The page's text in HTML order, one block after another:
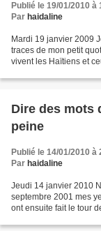
Publié le 19/01/2010 à
Par haidaline
Mardi 19 janvier 2009
traces de mon petit
vivent les Haïtiens et
Dire des mots
peine
Publié le 14/01/2010 à
Par haidaline
Jeudi 14 janvier 2010
septembre 2001 mes
ont ensuite fait le tour